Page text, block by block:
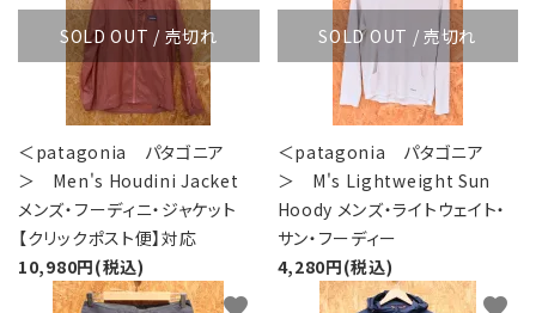
SOLD OUT / 売切れ
＜patagonia パタゴニア
＞ Men's Houdini Jacket
メンズ・フーディニ・ジャケット
【クリックポスト便】対応
10,980円(税込)
SOLD OUT / 売切れ
＜patagonia パタゴニア
＞ M's Lightweight Sun
Hoody メンズ・ライトウェイト・
サン・フーディー
4,280円(税込)
favorite favorite